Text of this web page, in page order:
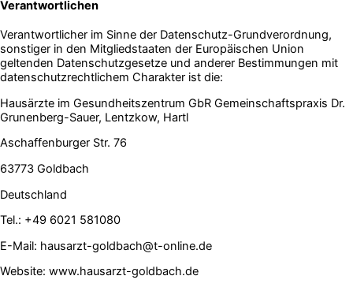
Verantwortlichen
Verantwortlicher im Sinne der Datenschutz-Grundverordnung,
sonstiger in den Mitgliedstaaten der Europäischen Union
geltenden Datenschutzgesetze und anderer Bestimmungen mit
datenschutzrechtlichem Charakter ist die:
Hausärzte im Gesundheitszentrum GbR Gemeinschaftspraxis Dr.
Grunenberg-Sauer, Lentzkow, Hartl
Aschaffenburger Str. 76
63773 Goldbach
Deutschland
Tel.: +49 6021 581080
E-Mail: hausarzt-goldbach@t-online.de
Website: www.hausarzt-goldbach.de